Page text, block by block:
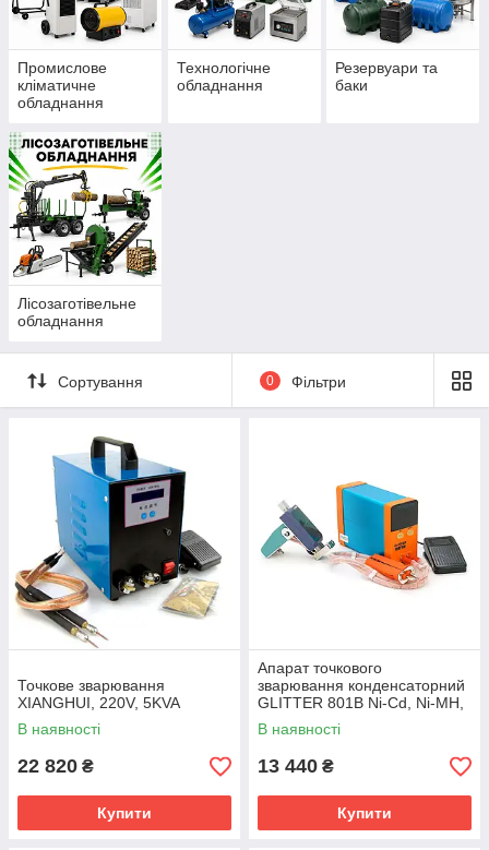
Промислове
кліматичне
обладнання
Технологічне
обладнання
Резервуари та
баки
Лісозаготівельне
обладнання
Сортування 0 Фільтри
Точкове зварювання
XIANGHUI, 220V, 5KVA
В наявності
22 820 ₴
Купити
Апарат точкового
зварювання конденсаторний
GLITTER 801B Ni-Cd, Ni-MH,
Li-Ion, стрічка 0,05-0,3 мм,
струм
В наявності
13 440 ₴
Купити